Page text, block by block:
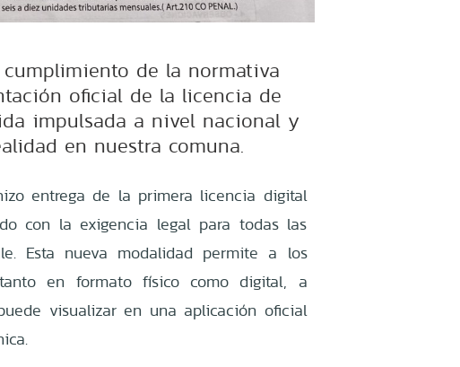
de la normativa
oficial de la licencia de
impulsada a nivel nacional y
en nuestra comuna.
entrega de la primera licencia digital
con la exigencia legal para todas las
Esta nueva modalidad permite a los
en formato físico como digital, a
visualizar en una aplicación oficial